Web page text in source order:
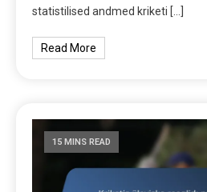
statistilised andmed kriketi […]
Read More
15 MINS READ